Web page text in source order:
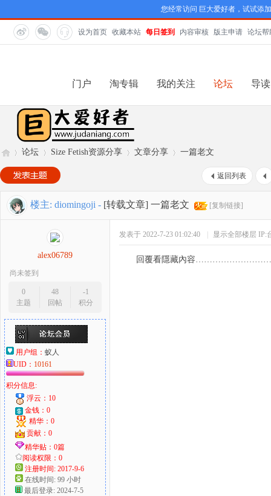
您经常访问 巨大爱好者，试试添
设为首页 收藏本站 每日签到 内容审核 版主申请 论坛帮
门户 淘专辑 我的关注 论坛 导读
巨
大
爱
»
论坛
›
Size Fetish资源分享
›
文章分享
›
一篇老文
返回列表
楼主: diomingoji - [转载文章] 一篇老文 [复制链接]
alex06789
尚未签到
0
主题
48
回帖
-1
积分
用户组： 蚁人
UID： 10161
积分信息:
浮云：10
金钱：0
精华：0
贡献：0
精华贴：0篇
阅读权限：0
注册时间: 2017-9-6
在线时间: 99 小时
最后登录: 2024-7-5
发表于 2022-7-23 01:02:40 显示全部楼层 IP:
回覆看隱藏內容